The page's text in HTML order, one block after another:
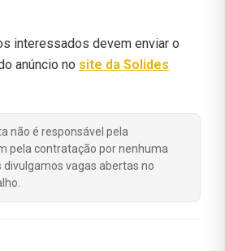
interessados devem enviar o
anúncio no site da Solides
não é responsável pela
pela contratação por nenhuma
vagas abertas no